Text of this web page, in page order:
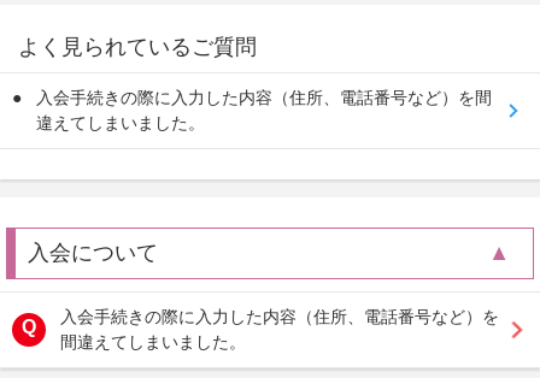
よく見られているご質問
入会手続きの際に入力した内容（住所、電話番号など）を間
違えてしまいました。
入会について
入会手続きの際に入力した内容（住所、電話番号など）を
間違えてしまいました。